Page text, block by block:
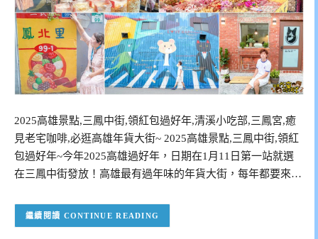
2025高雄景點,三鳳中街,領紅包過好年,清溪小吃部,三鳳宮,癒
見老宅咖啡,必逛高雄年貨大街~ 2025高雄景點,三鳳中街,領紅
包過好年~今年2025高雄過好年，日期在1月11日第一站就選
在三鳳中街發放！高雄最有過年味的年貨大街，每年都要來…
CONTINUE READING